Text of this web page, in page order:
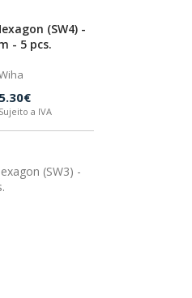
(SW4) -
- 5 pcs.
a IVA